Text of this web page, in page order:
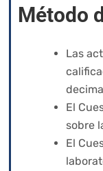
Método
Las
El
sobre
El